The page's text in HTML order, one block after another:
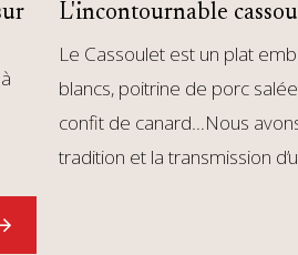
L'incontournable
Le Cassoulet est un plat
blancs, poitrine de porc
confit de canard…Nous
tradition et la transmission